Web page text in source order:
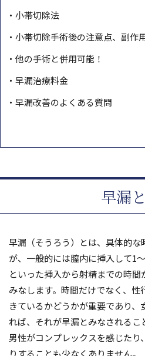
小帯切除法
小帯切除手術後の注意点、副作
他の手術と併用可能！
早漏治療料金
早漏改善のよくある質問
早漏
早漏（そうろう）とは、具体的
が、一般的には膣内に挿入して1
といった挿入から射精までの時
みなします。時間だけでなく、性
きているかどうかが重要であり
れば、それが早漏とみなされるこ
男性がコンプレックスを感じたり
りすることも少なくありません。